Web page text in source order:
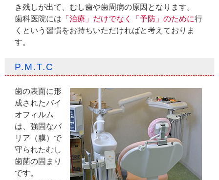
き残しが出て、むし歯や歯周病の原因となります。
歯科医院には 「治療」だけでなく「予防」のために行
くという習慣をお持ちいただければと考えておりま
す。
P.M.T.C
歯の表面に形
成されたバイ
オフィルム
は、強固なバ
リア（膜）で
守られたむし
歯菌の固まり
です。